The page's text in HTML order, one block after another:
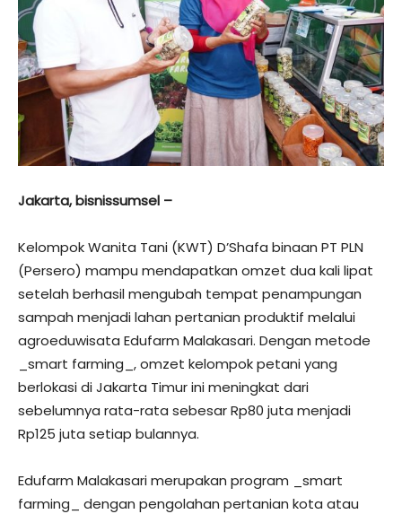
Jakarta, bisnissumsel –
Kelompok Wanita Tani (KWT) D’Shafa binaan PT PLN
(Persero) mampu mendapatkan omzet dua kali lipat
setelah berhasil mengubah tempat penampungan
sampah menjadi lahan pertanian produktif melalui
agroeduwisata Edufarm Malakasari. Dengan metode
_smart farming_, omzet kelompok petani yang
berlokasi di Jakarta Timur ini meningkat dari
sebelumnya rata-rata sebesar Rp80 juta menjadi
Rp125 juta setiap bulannya.
Edufarm Malakasari merupakan program _smart
farming_ dengan pengolahan pertanian kota atau